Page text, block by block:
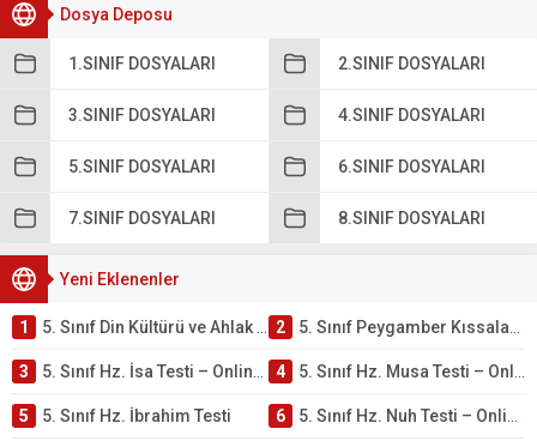
Dosya Deposu
1.SINIF DOSYALARI 2.SINIF DOSYALARI
3.SINIF DOSYALARI 4.SINIF DOSYALARI
5.SINIF DOSYALARI 6.SINIF DOSYALARI
7.SINIF DOSYALARI 8.SINIF DOSYALARI
Yeni Eklenenler
1 5. Sınıf Din Kültürü ve Ahlak Bilgisi 4. Ünite: Peygamber Kıssaları Çalışmaları 2 5. Sınıf Peygamber Kıssaları Ünite Testi – Online Çöz
3 5. Sınıf Hz. İsa Testi – Online Çöz 4 5. Sınıf Hz. Musa Testi – Online Çöz
5 5. Sınıf Hz. İbrahim Testi 6 5. Sınıf Hz. Nuh Testi – Online Çöz